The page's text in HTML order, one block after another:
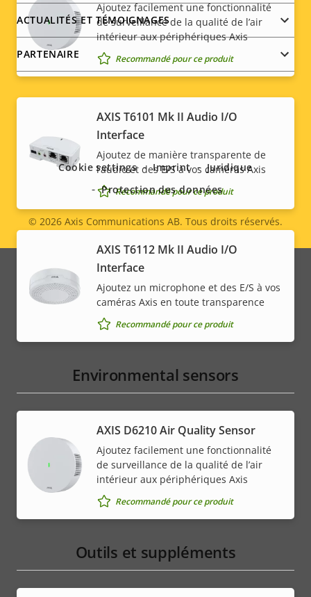
Ajoutez facilement une fonctionnalité
de surveillance de la qualité de l’air
intérieur aux périphériques Axis
Recommandé pour ce produit
AXIS T6101 Mk II Audio I/O
Interface
Ajoutez de manière transparente de
l’audio et des E/S à vos caméras Axis
Recommandé pour ce produit
AXIS T6112 Mk II Audio I/O
Interface
Ajoutez un microphone et des E/S à vos
caméras Axis en toute transparence
Recommandé pour ce produit
Environmental sensors
AXIS D6210 Air Quality Sensor
Ajoutez facilement une fonctionnalité
de surveillance de la qualité de l’air
intérieur aux périphériques Axis
Recommandé pour ce produit
Outils et suppléments
ACTUALITÉS ET TÉMOIGNAGES
PARTENAIRE
Social
menu
Legal
menu
© 2026 Axis Communications AB. Tous droits réservés.
Cookie settings Imprint
Juridique
Protection des données